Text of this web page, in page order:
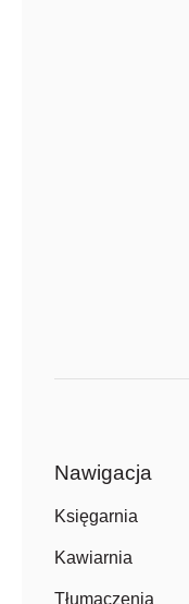
Nawigacja
Księgarnia
Kawiarnia
Tłumaczenia